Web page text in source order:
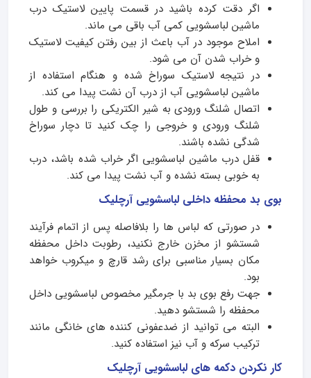
اگر دقت کرده باشید در قسمت پایین لاستیک درب
ماشین لباسشویی کمی آب باقی می ماند.
املاح موجود در آب باعث از بین رفتن کیفیت لاستیک
و خراب شدن آن می شود.
در نتیجه لاستیک سوراخ شده و هنگام استفاده از
ماشین لباسشویی آب از درب آن نشت پیدا می کند.
اتصال شلنگ ورودی به شیر الکتریکی را بررسی و طول
شلنگ ورودی و خروجی را چک کنید تا دچار سوراخ
شدگی نشده باشند.
قفل درب ماشین لباسشویی اگر خراب شده باشد، درب
به خوبی بسته نشده و آب نشت پیدا می کند.
بوی بد محفظه داخلی لباسشویی آرچلیک
در صورتی که لباس ها را بلافاصله پس از اتمام فرآیند
شستشو از مخزن خارج نکنید، رطوبت داخل محفظه
مکان بسیار مناسبی برای رشد قارچ و میکروب خواهد
بود.
جهت رفع بوی بد با جرم­گیر مخصوص لباسشویی داخل
محفظه را شستشو دهید.
البته می­ توانید از ضدعفونی کننده ­های خانگی مانند
ترکیب سرکه و آب نیز استفاده کنید.
کار نکردن دکمه های لباسشویی آرچلیک